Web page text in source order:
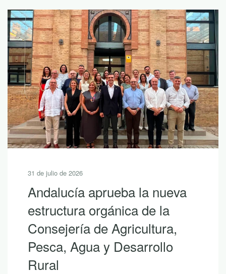
31 de julio de 2026
Andalucía aprueba la nueva
estructura orgánica de la
Consejería de Agricultura,
Pesca, Agua y Desarrollo
Rural